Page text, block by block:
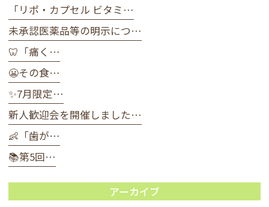
「リポ・カプセル ビタミ…
未承認医薬品等の明示につ…
🦷「痛く…
😬その食…
✨7月限定…
新人歓迎会を開催しました…
👶「歯が…
📚第5回…
アーカイブ